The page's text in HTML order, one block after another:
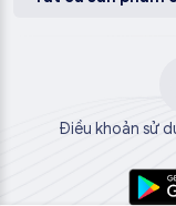
Điều khoản sử